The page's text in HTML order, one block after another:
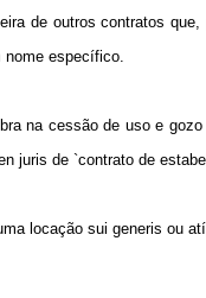
de outros contratos
específico.
na cessão de uso e
juris de `contrato de
locação sui generis ou